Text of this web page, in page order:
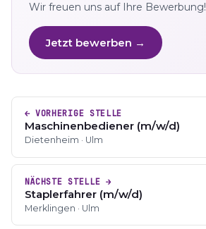
Wir freuen uns auf Ihre Bewerbung!
Jetzt bewerben →
← VORHERIGE STELLE
Maschinenbediener (m/w/d)
Dietenheim · Ulm
NÄCHSTE STELLE →
Staplerfahrer (m/w/d)
Merklingen · Ulm